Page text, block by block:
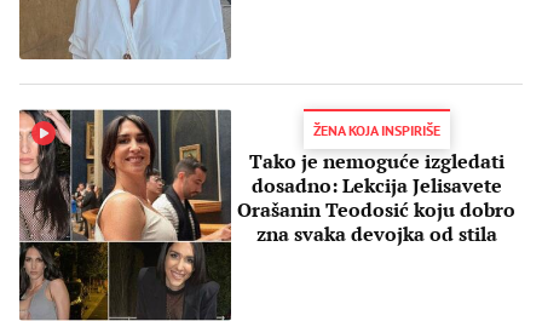
ŽENA KOJA INSPIRIŠE
Tako je nemoguće izgledati
dosadno: Lekcija Jelisavete
Orašanin Teodosić koju dobro
zna svaka devojka od stila